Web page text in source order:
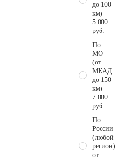
до 100
км)
5.000
руб.
По
МО
(от
МКАД
до 150
км)
7.000
руб.
По
России
(любой
регион)
от